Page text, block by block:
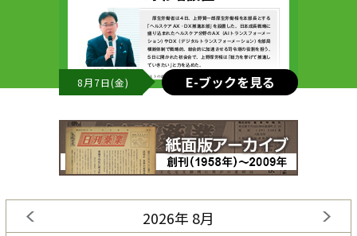
8月7日(金) E-ブックを見る
2026年 8月